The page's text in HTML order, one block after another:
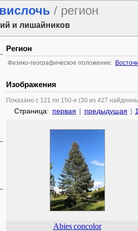
/ регион
и лишайников
Регион
Физико-географическое положение:
Изображения
Показано с 121 по 150-е (30 из 427
Страница: первая | предыдущая | 1
Abies concolor